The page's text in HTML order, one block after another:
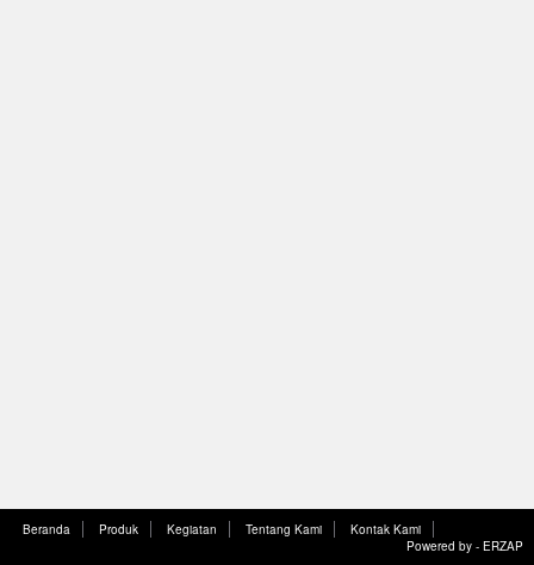
Beranda Produk Kegiatan Tentang Kami
Kontak Kami
Powered by -ERZAP